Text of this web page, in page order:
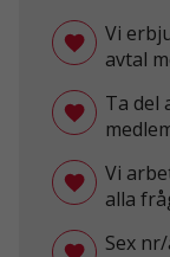
Vi
avtal
Ta del
Vi
alla
Sex